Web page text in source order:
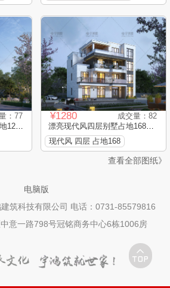
：77
实用三层欧式框架别墅占地123...
¥1280
成交量：82
漂亮现代风四层别墅占地168平...
现代风 四层 占地168
查看全部图纸》
电脑版
筑科技有限公司 电话：0731-85579816
意一路798号冠铭商务中心6栋1006房